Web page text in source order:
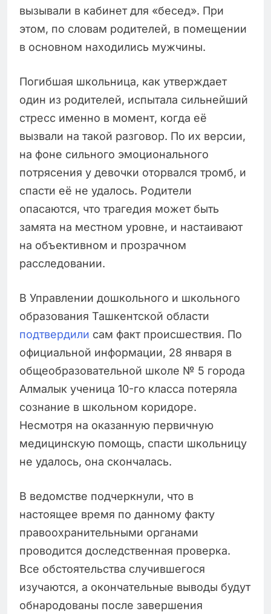
вызывали в кабинет для «бесед». При
этом, по словам родителей, в помещении
в основном находились мужчины.
Погибшая школьница, как утверждает
один из родителей, испытала сильнейший
стресс именно в момент, когда её
вызвали на такой разговор. По их версии,
на фоне сильного эмоционального
потрясения у девочки оторвался тромб, и
спасти её не удалось. Родители
опасаются, что трагедия может быть
замята на местном уровне, и настаивают
на объективном и прозрачном
расследовании.
В Управлении дошкольного и школьного
образования Ташкентской области
подтвердили сам факт происшествия. По
официальной информации, 28 января в
общеобразовательной школе № 5 города
Алмалык ученица 10-го класса потеряла
сознание в школьном коридоре.
Несмотря на оказанную первичную
медицинскую помощь, спасти школьницу
не удалось, она скончалась.
В ведомстве подчеркнули, что в
настоящее время по данному факту
правоохранительными органами
проводится доследственная проверка.
Все обстоятельства случившегося
изучаются, а окончательные выводы будут
обнародованы после завершения